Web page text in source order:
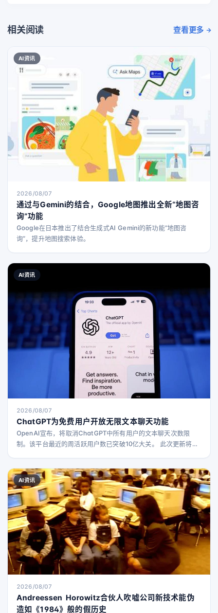
相关阅读 查看更多
AI资讯
2026/08/07
通过与Gemini的结合，Google地图推出全新“地图咨
询”功能
Google在日本推出了结合生成式AI Gemini的新功能“地图咨
询”，提升地图搜索体验。
AI资讯
2026/08/07
ChatGPT为免费用户开放无限文本聊天功能
OpenAI宣布，将取消ChatGPT中所有用户的文本聊天次数限
制。该平台最近的周活跃用户数已突破10亿大关。 此次更新将由
一个新的“思考”按钮，允许他们为复杂问题选择更高的推理能力。
OpenAI表示，文件、图片、语音和图像生成等功能仍将保持独立
的使用限制。 对于P
AI资讯
2026/08/07
Andreessen Horowitz合伙人吹嘘公司新技术能伪
造如《1984》般的假历史